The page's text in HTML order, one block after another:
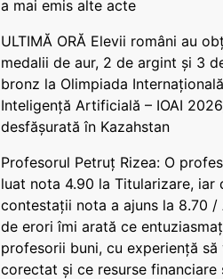
a mai emis alte acte
ULTIMĂ ORĂ Elevii români au
medalii de aur, 2 de argint și 3
bronz la Olimpiada
Inteligență Artificială – IOAI
desfășurată în Kazahstan
Profesorul Petruț Rizea: O
luat nota 4.90 la Titularizare, iar
contestații nota a ajuns la 8.70 /
de erori îmi arată ce
profesorii buni, cu experiență să
corectat și ce resurse financiare